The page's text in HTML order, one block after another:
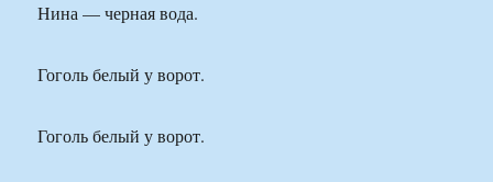
Нина — черная вода.
Гоголь белый у ворот.
Гоголь белый у ворот.